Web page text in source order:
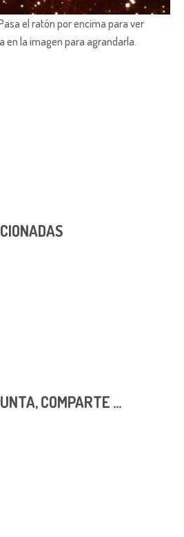
el ratón por encima para ver
en la imagen para agrandarla.
COMPARTE ...